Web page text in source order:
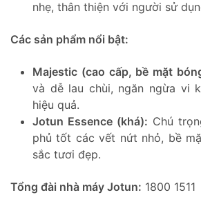
nhẹ, thân thiện với người sử
Các sản phẩm nổi bật:
Majestic (cao cấp, bề mặt
và dễ lau chùi, ngăn ngừa vi
hiệu quả.
Jotun Essence (khá): Chú
phủ tốt các vết nứt nhỏ, bề
sắc tươi đẹp.
Tổng đài nhà máy Jotun: 1800 1511